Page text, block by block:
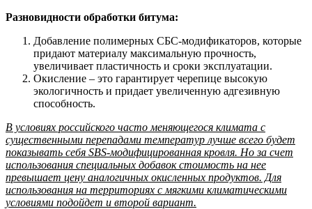
Разновидности обработки битума:
Добавление полимерных СБС-модификаторов, которые
придают материалу максимальную прочность,
увеличивает пластичность и сроки эксплуатации.
Окисление – это гарантирует черепице высокую
экологичность и придает увеличенную адгезивную
способность.
В условиях российского часто меняющегося климата с
существенными перепадами температур лучше всего будет
показывать себя SBS-модифицированная кровля. Но за счет
использования специальных добавок стоимость на нее
превышает цену аналогичных окисленных продуктов. Для
использования на территориях с мягкими климатическими
условиями подойдет и второй вариант.